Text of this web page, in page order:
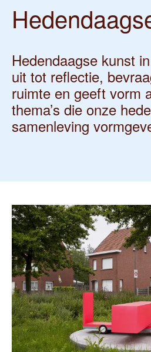
Hedendaagse kunst
uit tot reflectie,
ruimte en geeft vorm
thema’s die onze
samenleving